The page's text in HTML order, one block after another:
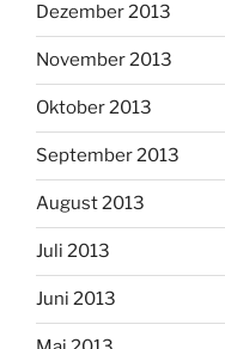
Dezember 2013
November 2013
Oktober 2013
September 2013
August 2013
Juli 2013
Juni 2013